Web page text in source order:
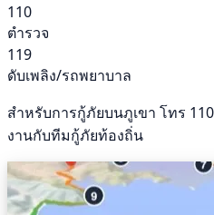
110
ตำรวจ
119
ดับเพลิง/รถพยาบาล
สำหรับการกู้ภัยบนภูเขา โทร
งานกับทีมกู้ภัยท้องถิ่น